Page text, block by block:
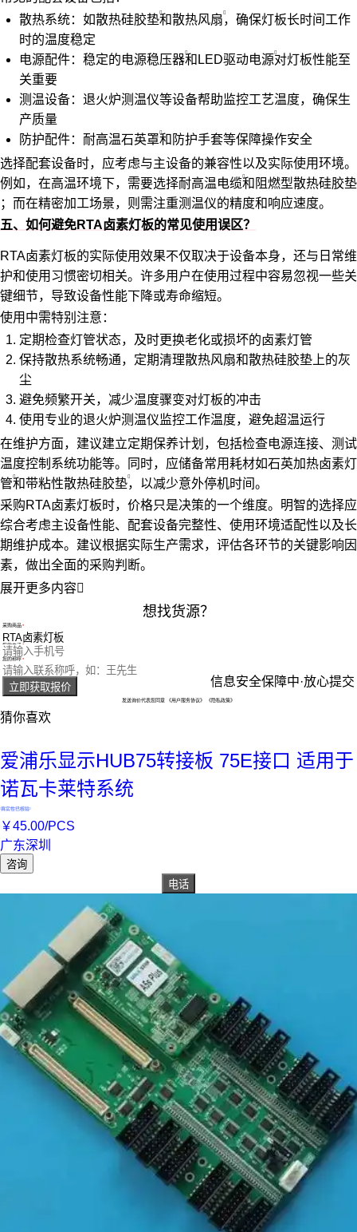
散热系统：如散热硅胶垫和散热风扇，确保灯板长时间工作
时的温度稳定
电源配件：稳定的电源稳压器和 LED驱动电源对灯板性能至
关重要
测温设备：退火炉测温仪等设备帮助监控工艺温度，确保生
产质量
防护配件： 耐高温石英罩和防护手套等保障操作安全
选择配套设备时，应考虑与主设备的兼容性以及实际使用环境。
例如，在高温环境下，需要选择耐高温电缆和 阻燃型散热硅胶垫
；而在精密加工场景，则需注重测温仪的精度和响应速度。
五、如何避免RTA卤素灯板的常见使用误区？
RTA卤素灯板的实际使用效果不仅取决于设备本身，还与日常维
护和使用习惯密切相关。许多用户在使用过程中容易忽视一些关
键细节，导致设备性能下降或寿命缩短。
使用中需特别注意：
定期检查灯管状态，及时更换老化或损坏的卤素灯管
保持散热系统畅通，定期清理散热风扇和散热硅胶垫上的灰
尘
避免频繁开关，减少温度骤变对灯板的冲击
使用专业的退火炉测温仪监控工作温度，避免超温运行
在维护方面，建议建立定期保养计划，包括检查电源连接、测试
温度控制系统功能等。同时，应储备常用耗材如石英加热卤素灯
管和带粘性散热硅胶垫，以减少意外停机时间。
采购RTA卤素灯板时，价格只是决策的一个维度。明智的选择应
综合考虑主设备性能、配套设备完整性、使用环境适配性以及长
期维护成本。建议根据实际生产需求，评估各环节的关键影响因
素，做出全面的采购判断。
展开更多内容
想找货源？
采购商品
您的电话
您的称呼
立即获取报价 信息安全保障中·放心提交
发送询价代表您同意 《用户服务协议》 《隐私政策》
猜你喜欢
爱浦乐显示HUB75转接板 75E接口 适用于
诺瓦卡莱特系统
真实性已核验
￥45.00/PCS
广东深圳
咨询
电话